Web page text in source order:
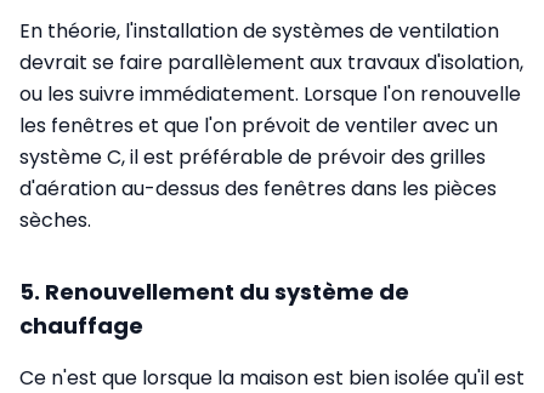
En théorie, l'installation de systèmes de ventilation
devrait se faire parallèlement aux travaux d'isolation,
ou les suivre immédiatement. Lorsque l'on renouvelle
les fenêtres et que l'on prévoit de ventiler avec un
système C, il est préférable de prévoir des grilles
d'aération au-dessus des fenêtres dans les pièces
sèches.
5. Renouvellement du système de
chauffage
Ce n'est que lorsque la maison est bien isolée qu'il est